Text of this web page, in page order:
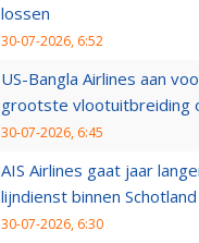
lossen
30-07-2026, 6:52
US-Bangla Airlines aan
grootste vlootuitbreiding
30-07-2026, 6:45
AIS Airlines gaat jaar
lijndienst binnen Schotland
30-07-2026, 6:30